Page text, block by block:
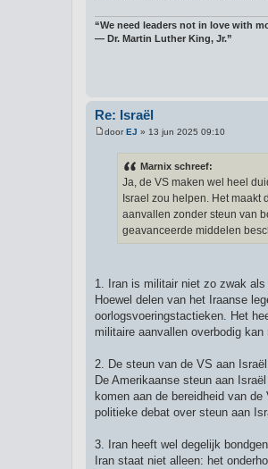
“We need leaders not in love with
― Dr. Martin Luther King, Jr.”
Re: Israël
doorEJ » 13 jun 2025 09:10
Marnix schreef:
Ja, de VS maken wel heel
Israel zou helpen. Het maakt
aanvallen zonder steun van
geavanceerde middelen
1. Iran is militair niet zo zwak als
Hoewel delen van het Iraanse
oorlogsvoeringstactieken. Het
militaire aanvallen overbodig kan
2. De steun van de VS aan
De Amerikaanse steun aan
komen aan de bereidheid van
politieke debat over steun aan
3. Iran heeft wel degelijk
Iran staat niet alleen: het